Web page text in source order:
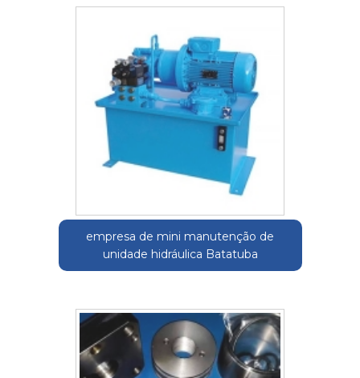
empresa de mini manutenção de
unidade hidráulica Batatuba